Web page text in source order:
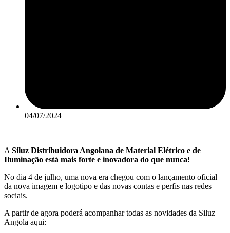
04/07/2024
A Siluz Distribuidora Angolana de Material Elétrico e de
Iluminação está mais forte e inovadora do que nunca!
No dia 4 de julho, uma nova era chegou com o lançamento oficial
da nova imagem e logotipo e das novas contas e perfis nas redes
sociais.
A partir de agora poderá acompanhar todas as novidades da Siluz
Angola aqui: